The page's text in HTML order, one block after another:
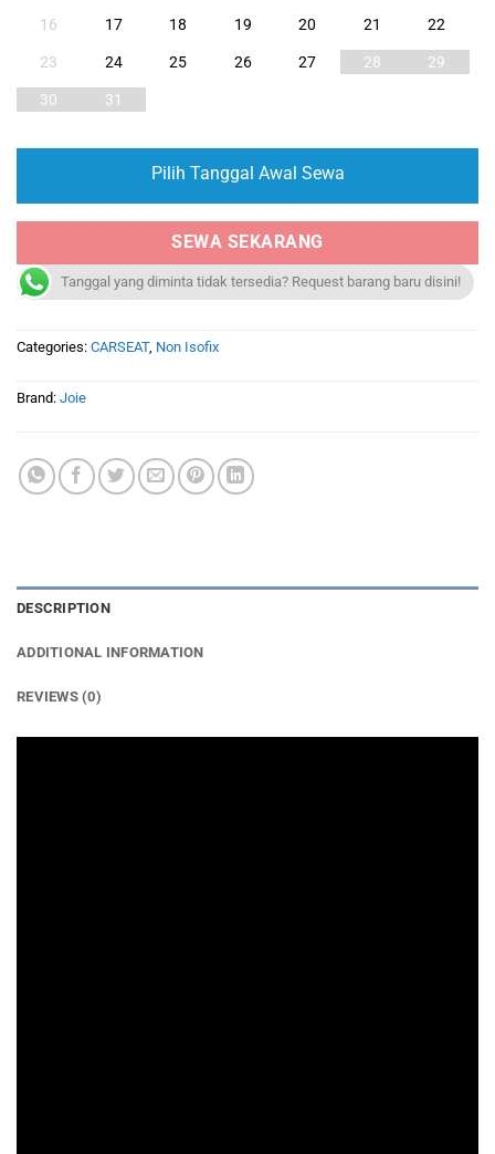
16 17 18 19 20 21 22
23 24 25 26 27 28 29
30 31
Pilih Tanggal Awal Sewa
SEWA SEKARANG
Tanggal yang diminta tidak tersedia? Request barang baru disini!
Categories: CARSEAT, Non Isofix
Brand: Joie
DESCRIPTION
ADDITIONAL INFORMATION
REVIEWS (0)